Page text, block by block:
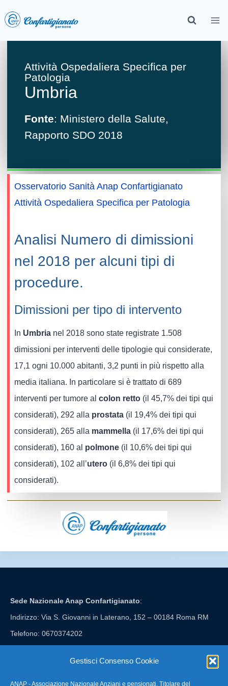
Gestisci Consenso Cookie
ANAP - Associazione Nazionale Anziani e pensionati, Titolare del
Attività Ospedaliera Specifica per
Patologia
Umbria
Fonte: Ministero della Salute,
Rapporto SDO 2018
Osservatorio Sanità Anap Confartigianato»
Attività Ospedaliera Specifica per Patologia»
Analisi Numero di dimissioni
nel 2018 per alcuni tipi di
procedure.
Dimissioni per tipo di intervento
In Umbrianel 2018 sono state registrate 1.508
dimissioni per interventi delle tipologie qui considerate,
17,1 ogni 10.000 abitanti, 3,2 punti in più rispetto alla
media italiana. In particolare si è trattato di 689
interventi per tumore al colon retto(il 45,7% dei tipi qui
considerati), 292 alla prostata(il 19,4% dei tipi qui
considerati), 265 alla mammella(il 17,6% dei tipi qui
considerati), 160 al polmone(il 10,6% dei tipi qui
considerati), 102 all’utero(il 6,8% dei tipi qui
considerati).
Sede Nazionale Anap Confartigianato:
Indirizzo: Via S. Giovanni in Laterano, 152 – 00184 Roma RM
Telefono: 0670374202